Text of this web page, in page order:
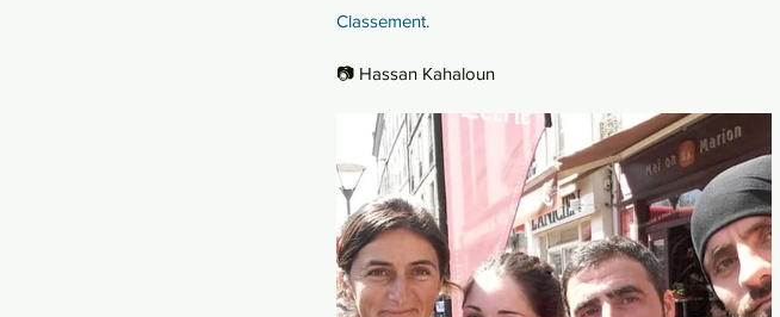
Classement.
📷 Hassan Kahaloun